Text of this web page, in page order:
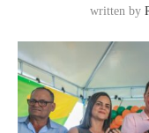
written by